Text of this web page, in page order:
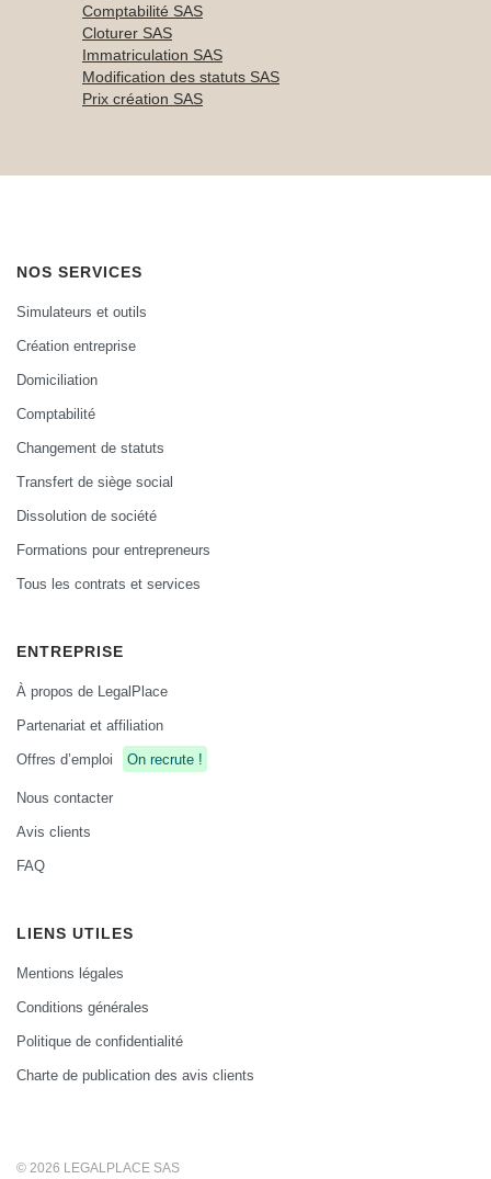
Comptabilité SAS
Cloturer SAS
Immatriculation SAS
Modification des statuts SAS
Prix création SAS
NOS SERVICES
Simulateurs et outils
Création entreprise
Domiciliation
Comptabilité
Changement de statuts
Transfert de siège social
Dissolution de société
Formations pour entrepreneurs
Tous les contrats et services
ENTREPRISE
À propos de LegalPlace
Partenariat et affiliation
Offres d’emploi
On recrute !
Nous contacter
Avis clients
FAQ
LIENS UTILES
Mentions légales
Conditions générales
Politique de confidentialité
Charte de publication des avis clients
© 2026 LEGALPLACE SAS